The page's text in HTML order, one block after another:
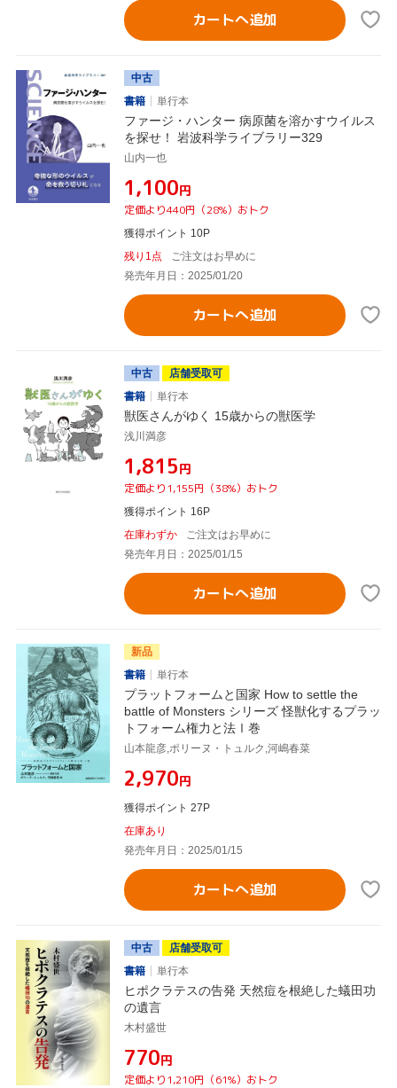
カートへ追加
中古
書籍
単行本
ファージ・ハンター 病原菌を溶かすウイルス
を探せ！ 岩波科学ライブラリー329
山内一也
¥1,100円
定価より440円（28%）おトク
獲得ポイント 10P
残り1点
ご注文はお早めに
発売年月日：2025/01/20
カートへ追加
中古
店舗受取可
書籍
単行本
獣医さんがゆく 15歳からの獣医学
浅川満彦
¥1,815円
定価より1,155円（38%）おトク
獲得ポイント 16P
在庫わずか
ご注文はお早めに
発売年月日：2025/01/15
カートへ追加
新品
書籍
単行本
プラットフォームと国家 How to settle the
battle of Monsters シリーズ 怪獣化するプラッ
トフォーム権力と法Ⅰ巻
山本龍彦,ポリーヌ・トュルク,河嶋春菜
¥2,970円
獲得ポイント 27P
在庫あり
発売年月日：2025/01/15
カートへ追加
中古
店舗受取可
書籍
単行本
ヒポクラテスの告発 天然痘を根絶した蟻田功
の遺言
木村盛世
¥770円
定価より1,210円（61%）おトク